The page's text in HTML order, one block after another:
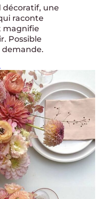
décoratif, une
raconte
magnifie
Possible
demande.